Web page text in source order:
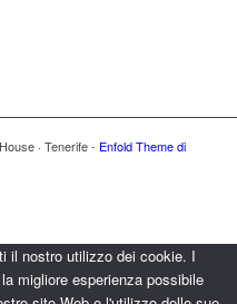
· Tenerife - Enfold Theme di
il nostro utilizzo dei cookie. I
migliore esperienza possibile